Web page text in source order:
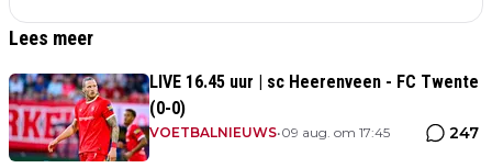
Lees meer
LIVE 16.45 uur | sc Heerenveen - FC Twente
(0-0)
VOETBALNIEUWS•09 aug. om 17:45 247